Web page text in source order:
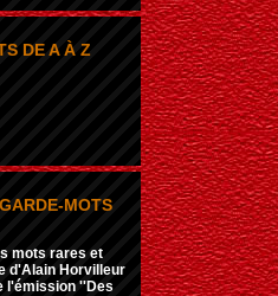
DE A À Z
MOTS
mots rares et
d'Alain Horvilleur
l'émission ''Des